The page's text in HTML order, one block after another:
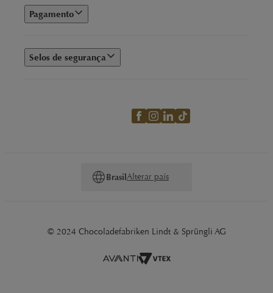
Pagamento
Selos de segurança
BrasilAlterar país
© 2024 Chocoladefabriken Lindt & Sprüngli AG